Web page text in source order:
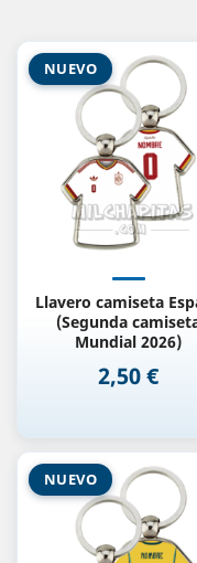
Llavero camiseta
(Segunda
Mundial 2026)
Precio
2,50 €
NUEVO
NUEVO